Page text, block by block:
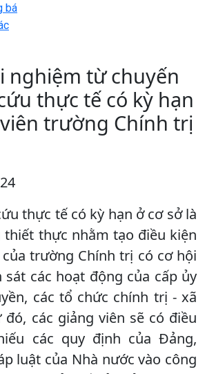
bá
nghiệm từ chuyến
thực tế có kỳ hạn
trường Chính trị
thực tế có kỳ hạn ở cơ sở là
thực nhằm tạo điều kiện
trường Chính trị có cơ hội
các hoạt động của cấp ủy
các tổ chức chính trị - xã
đó, các giảng viên sẽ có điều
các quy định của Đảng,
luật của Nhà nước vào công